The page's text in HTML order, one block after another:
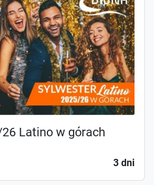
26 Latino w górach
3 dni